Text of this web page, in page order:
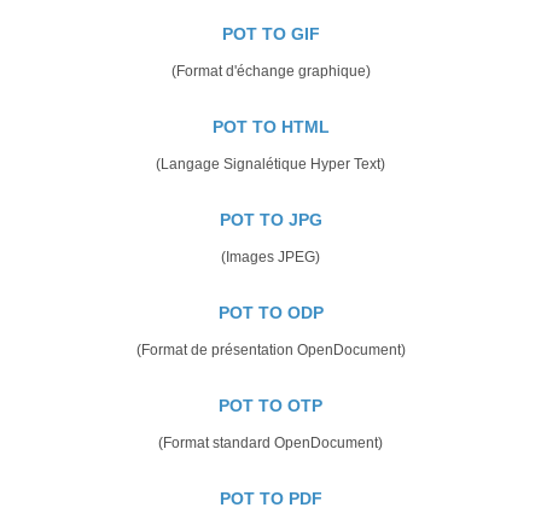
POT TO GIF
(Format d'échange graphique)
POT TO HTML
(Langage Signalétique Hyper Text)
POT TO JPG
(Images JPEG)
POT TO ODP
(Format de présentation OpenDocument)
POT TO OTP
(Format standard OpenDocument)
POT TO PDF